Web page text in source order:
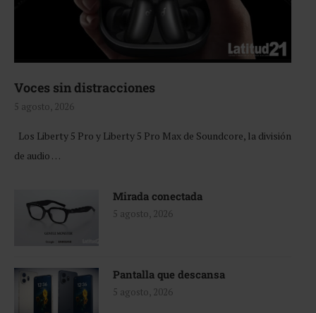
Voces sin distracciones
5 agosto, 2026
Los Liberty 5 Pro y Liberty 5 Pro Max de Soundcore, la división
de audio …
Mirada conectada
5 agosto, 2026
Pantalla que descansa
5 agosto, 2026